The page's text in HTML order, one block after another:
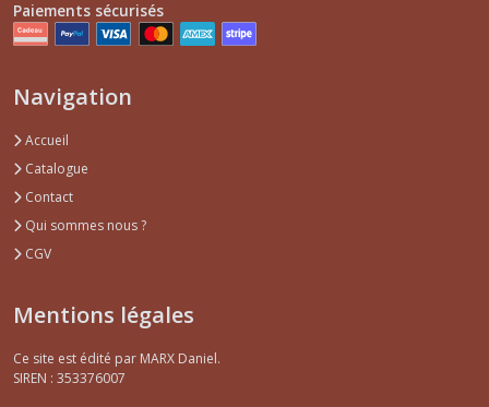
Paiements sécurisés
Navigation
Accueil
Catalogue
Contact
Qui sommes nous ?
CGV
Mentions légales
Ce site est édité par MARX Daniel.
SIREN : 353376007